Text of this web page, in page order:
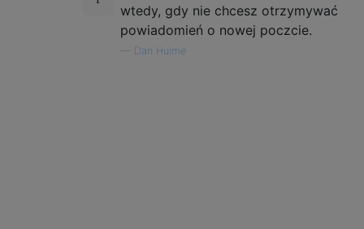
wtedy, gdy nie chcesz otrzymywać
powiadomień o nowej poczcie.
Dan Hulme